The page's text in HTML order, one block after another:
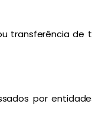
transferência
por